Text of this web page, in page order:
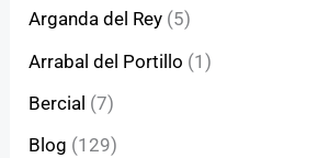
Arganda del Rey (5)
Arrabal del Portillo (1)
Bercial (7)
Blog (129)